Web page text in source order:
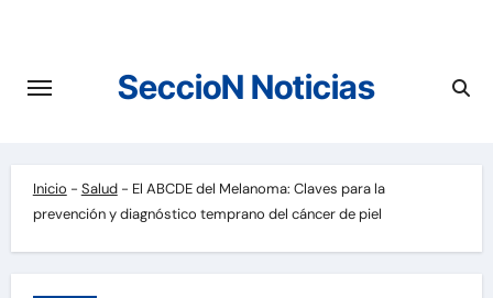
contenido
SeccioN Noticias
Inicio - Salud- El ABCDE del Melanoma: Claves para la
prevención y diagnóstico temprano del cáncer de piel